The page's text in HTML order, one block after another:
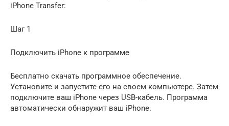
iPhone Transfer:
Шаг 1
Подключить iPhone к программе
Бесплатно скачать программное обеспечение.
Установите и запустите его на своем компьютере. Затем
подключите ваш iPhone через USB-кабель. Программа
автоматически обнаружит ваш iPhone.